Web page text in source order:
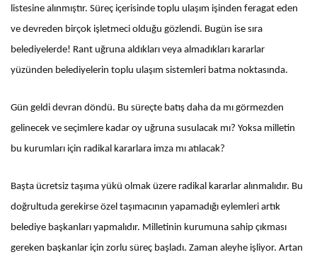
listesine alınmıştır. Süreç içerisinde toplu ulaşım işinden feragat eden
ve devreden birçok işletmeci olduğu gözlendi. Bugün ise sıra
belediyelerde! Rant uğruna aldıkları veya almadıkları kararlar
yüzünden belediyelerin toplu ulaşım sistemleri batma noktasında.
Gün geldi devran döndü. Bu süreçte batış daha da mı görmezden
gelinecek ve seçimlere kadar oy uğruna susulacak mı? Yoksa milletin
bu kurumları için radikal kararlara imza mı atılacak?
Başta ücretsiz taşıma yükü olmak üzere radikal kararlar alınmalıdır. Bu
doğrultuda gerekirse özel taşımacının yapamadığı eylemleri artık
belediye başkanları yapmalıdır. Milletinin kurumuna sahip çıkması
gereken başkanlar için zorlu süreç başladı. Zaman aleyhe işliyor. Artan